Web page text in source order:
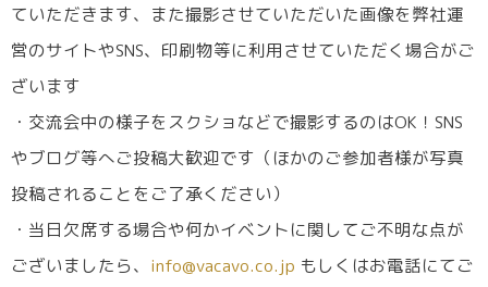
ていただきます、また撮影させていただいた画像を弊社運
営のサイトやSNS、印刷物等に利用させていただく場合がご
ざいます
・交流会中の様子をスクショなどで撮影するのはOK！SNS
やブログ等へご投稿大歓迎です（ほかのご参加者様が写真
投稿されることをご了承ください）
・当日欠席する場合や何かイベントに関してご不明な点が
ございましたら、 info@vacavo.co.jp もしくはお電話にてご